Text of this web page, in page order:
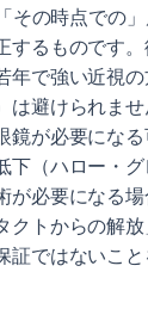
その時点での
するものです
年で強い近視
は避けられま
鏡が必要にな
下（ハロー・
が必要になる場
クトからの解
証ではないこと